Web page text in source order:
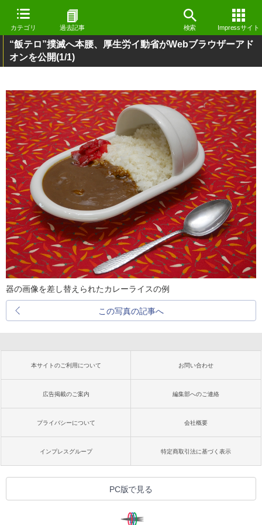
カテゴリ 過去記事 検索 Impressサイト
“飯テロ”撲滅へ本腰、厚生労イ動省がWebブラウザーアド
オンを公開(1/1)
器の画像を差し替えられたカレーライスの例
この写真の記事へ
本サイトのご利用について お問い合わせ
広告掲載のご案内 編集部へのご連絡
プライバシーについて 会社概要
インプレスグループ 特定商取引法に基づく表示
PC版で見る